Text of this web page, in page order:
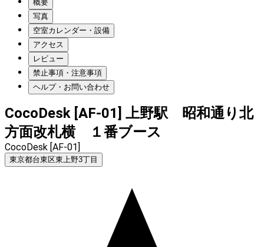
概要
写真
空室カレンダー・設備
アクセス
レビュー
禁止事項・注意事項
ヘルプ・お問い合わせ
CocoDesk [AF-01] 上野駅 昭和通り北
方面改札横 １番ブース
CocoDesk [AF-01]
東京都台東区東上野3丁目